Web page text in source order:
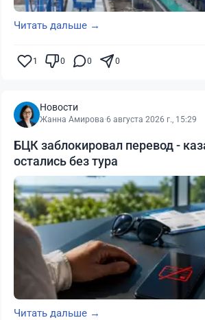
Читать дальше →
1 0 0 0
Новости
Жанна Амирова·6 августа 2026 г., 15:29
БЦК заблокировал перевод -
остались без тура
Читать дальше →